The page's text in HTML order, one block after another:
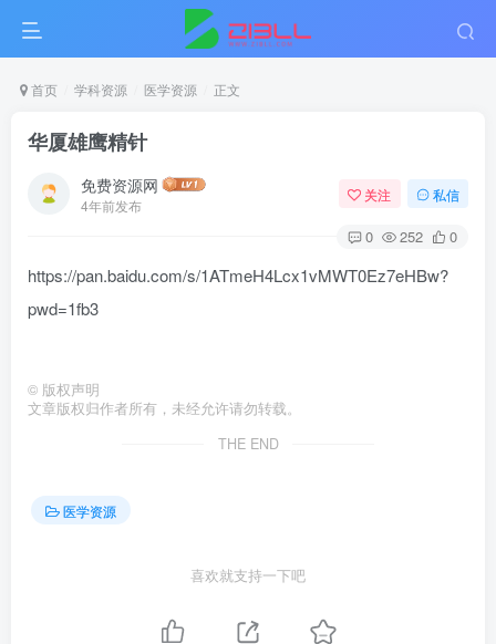
首页 学科资源 医学资源 正文
华厦雄鹰精针
免费资源网
4年前发布
关注 私信
0 252 0
https://pan.baidu.com/s/1ATmeH4Lcx1vMWT0Ez7eHBw?
pwd=1fb3
© 版权声明
文章版权归作者所有，未经允许请勿转载。
THE END
医学资源
喜欢就支持一下吧